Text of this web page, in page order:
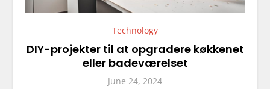
Technology
DIY-projekter til at opgradere køkkenet
eller badeværelset
June 24, 2024